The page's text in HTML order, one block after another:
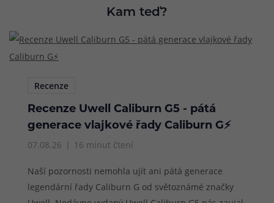
Kam teď?
Recenze
Recenze Uwell Caliburn G5 - pátá
generace vlajkové řady Caliburn G⚡
07.08.26
16 minut čtení
Naší pozornosti nemohla ujít ani pátá generace
legendární řady Caliburn G od světoznámé značky